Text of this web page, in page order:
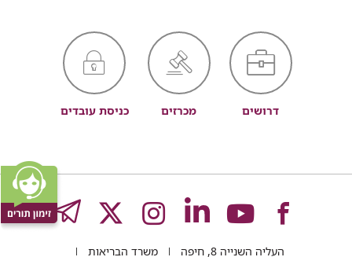
דרושים מכרזים כניסת עובדים
לעמוד
לעמוד
לעמוד
לעמוד
לעמוד
העליה השנייה 8, חיפה משרד הבריאות